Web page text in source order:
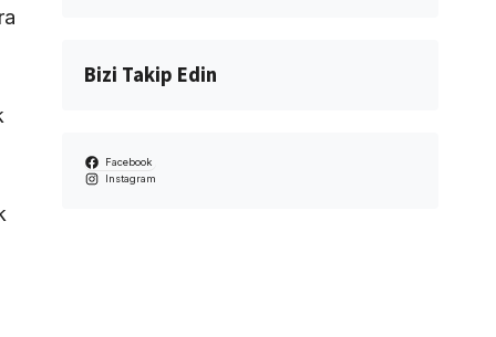
Bizi Takip Edin
Facebook
Instagram